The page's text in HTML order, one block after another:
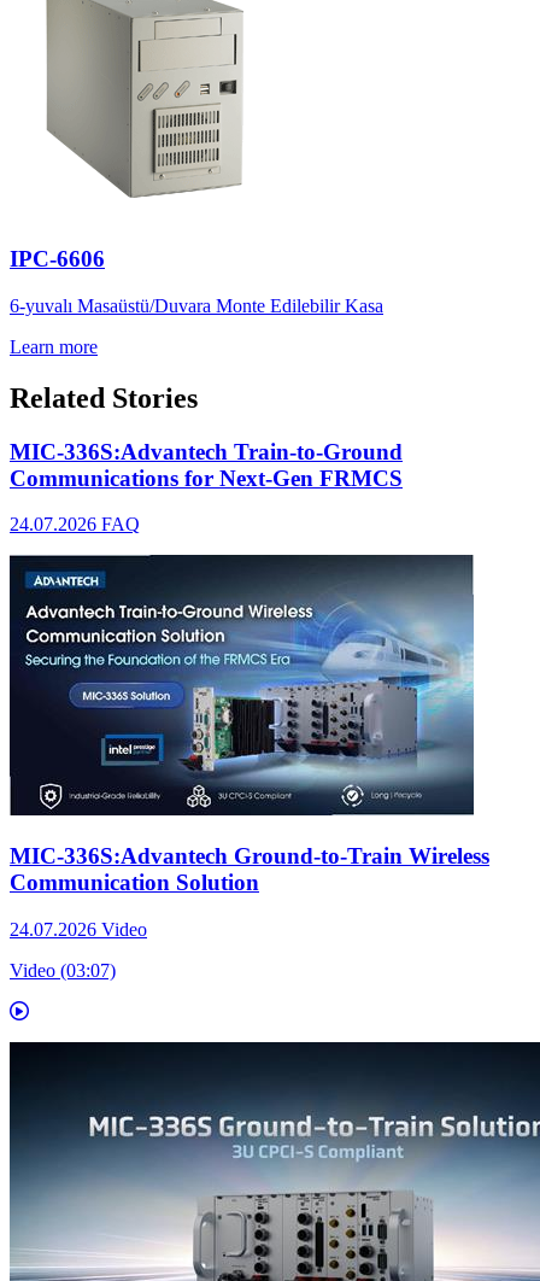
IPC-6606
6-yuvalı Masaüstü/Duvara Monte Edilebilir Kasa
Learn more
Related Stories
MIC-336S:Advantech Train-to-Ground
Communications for Next-Gen FRMCS
24.07.2026 FAQ
MIC-336S:Advantech Ground-to-Train Wireless
Communication Solution
24.07.2026 Video
Video (03:07)